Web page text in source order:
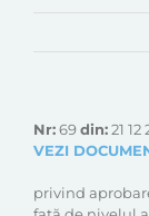
Nr:69din:21 12
VEZI
privind